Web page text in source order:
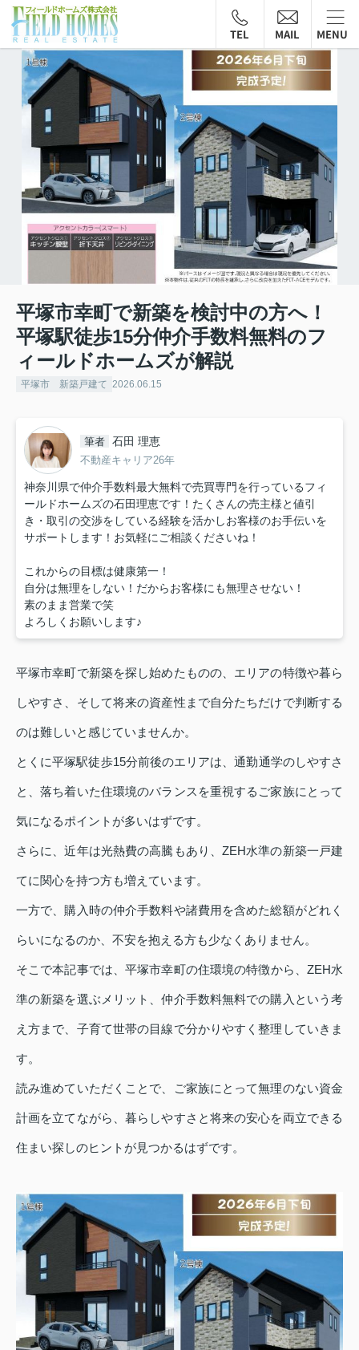
TEL MAIL MENU
平塚市幸町で新築を検討中の方へ！
平塚駅徒歩15分仲介手数料無料のフ
ィールドホームズが解説
平塚市 新築戸建て 2026.06.15
筆者 石田 理恵
不動産キャリア26年
神奈川県で仲介手数料最大無料で売買専門を行っているフィ
ールドホームズの石田理恵です！たくさんの売主様と値引
き・取引の交渉をしている経験を活かしお客様のお手伝いを
サポートします！お気軽にご相談くださいね！
これからの目標は健康第一！
自分は無理をしない！だからお客様にも無理させない！
素のまま営業で笑
よろしくお願いします♪
平塚市幸町で新築を探し始めたものの、エリアの特徴や暮ら
しやすさ、そして将来の資産性まで自分たちだけで判断する
のは難しいと感じていませんか。
とくに平塚駅徒歩15分前後のエリアは、通勤通学のしやすさ
と、落ち着いた住環境のバランスを重視するご家族にとって
気になるポイントが多いはずです。
さらに、近年は光熱費の高騰もあり、ZEH水準の新築一戸建
てに関心を持つ方も増えています。
一方で、購入時の仲介手数料や諸費用を含めた総額がどれく
らいになるのか、不安を抱える方も少なくありません。
そこで本記事では、平塚市幸町の住環境の特徴から、ZEH水
準の新築を選ぶメリット、仲介手数料無料での購入という考
え方まで、子育て世帯の目線で分かりやすく整理していきま
す。
読み進めていただくことで、ご家族にとって無理のない資金
計画を立てながら、暮らしやすさと将来の安心を両立できる
住まい探しのヒントが見つかるはずです。